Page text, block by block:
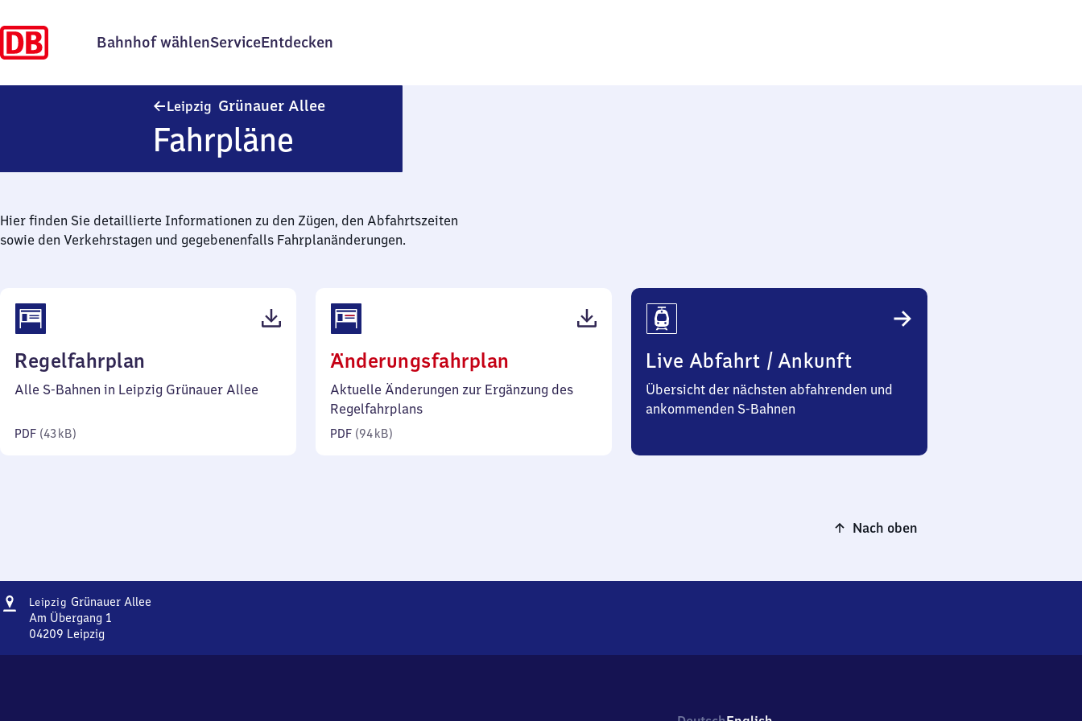
Bahnhof wählenServiceEntdecken
Leipzig Grünauer Allee
Fahrpläne
Hier finden Sie detaillierte Informationen zu den Zügen, den Abfahrtszeiten
sowie den Verkehrstagen und gegebenenfalls Fahrplanänderungen.
Regelfahrplan
43
Alle S-Bahnen in Leipzig Grünauer Allee
PDF (43 kB)
Änderungsfahrplan
94
Aktuelle Änderungen zur Ergänzung des
Regelfahrplans
PDF (94 kB)
Live Abfahrt / Ankunft
Übersicht der nächsten abfahrenden und
ankommenden S-Bahnen
Nach oben
Adresse
Leipzig Grünauer AlleeLeipzig
Am Übergang 1
04209 Leipzig